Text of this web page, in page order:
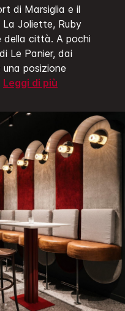
di Marsiglia e il
Joliette, Ruby
della città. A pochi
Le Panier, dai
posizione
Leggi di più